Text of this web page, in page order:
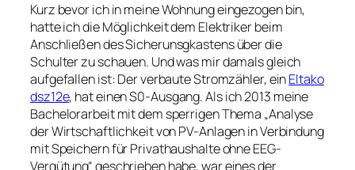
Kurz bevor ich in meine Wohnung eingezogen bin,
hatte ich die Möglichkeit dem Elektriker beim
Anschließen des Sicherunsgkastens über die
Schulter zu schauen. Und was mir damals gleich
aufgefallen ist: Der verbaute Stromzähler, einEltako
dsz12e, hat einen S0-Ausgang. Als ich 2013 meine
Bachelorarbeit mit dem sperrigen Thema „Analyse
der Wirtschaftlichkeit von PV-Anlagen in Verbindung
mit Speichern für Privathaushalte ohne EEG-
Vergütung“ geschrieben habe, war eines der